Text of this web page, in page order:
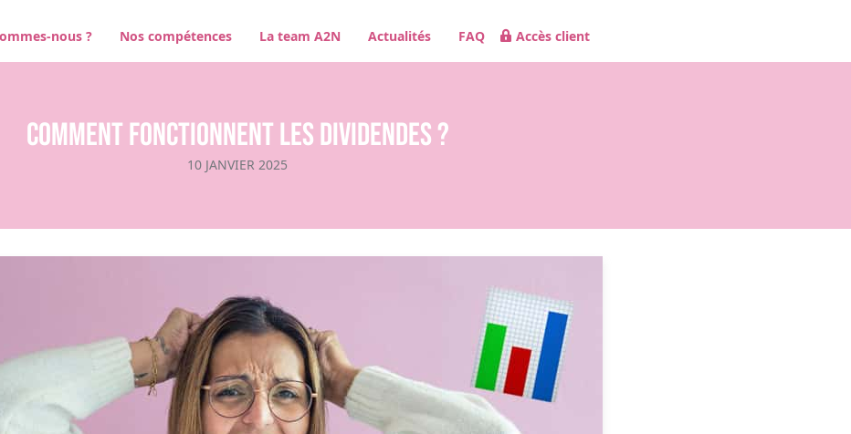
nous ? Nos compétences La team A2N Actualités FAQ Accès client
Comment fonctionnent les dividendes ?
10 JANVIER 2025